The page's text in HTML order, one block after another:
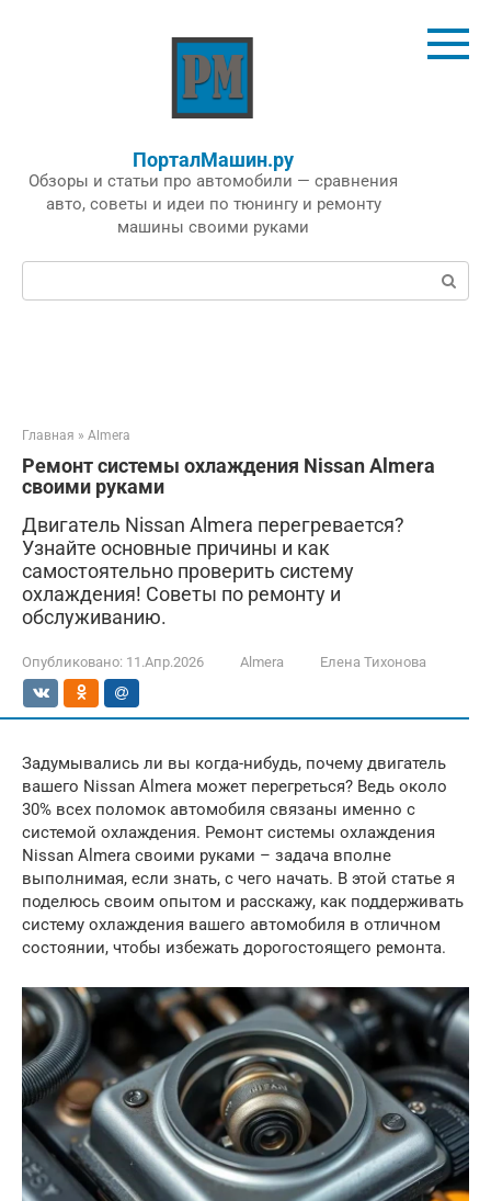
ПорталМашин.ру
Обзоры и статьи про автомобили — сравнения
авто, советы и идеи по тюнингу и ремонту
машины своими руками
Поиск:
Главная » Almera
Ремонт системы охлаждения Nissan Almera
своими руками
Двигатель Nissan Almera перегревается?
Узнайте основные причины и как
самостоятельно проверить систему
охлаждения! Советы по ремонту и
обслуживанию.
Опубликовано: 11.Апр.2026 Almera Елена Тихонова
Задумывались ли вы когда-нибудь, почему двигатель
вашего Nissan Almera может перегреться? Ведь около
30% всех поломок автомобиля связаны именно с
системой охлаждения. Ремонт системы охлаждения
Nissan Almera своими руками – задача вполне
выполнимая, если знать, с чего начать. В этой статье я
поделюсь своим опытом и расскажу, как поддерживать
систему охлаждения вашего автомобиля в отличном
состоянии, чтобы избежать дорогостоящего ремонта.